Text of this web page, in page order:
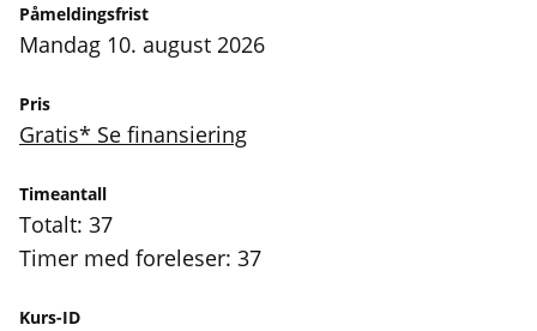
Påmeldingsfrist
mandag 10. august 2026
Pris
Gratis* Se finansiering
Timeantall
Totalt: 37
Timer med foreleser: 37
Kurs-ID